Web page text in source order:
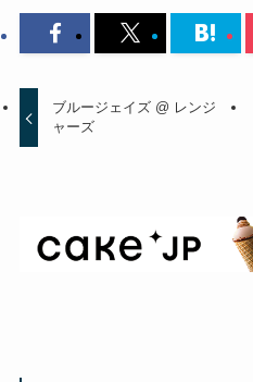
ブルージェイズ @ レンジ
ャーズ